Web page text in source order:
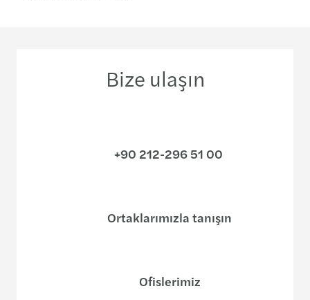
Bize ulaşın
+90 212-296 51 00
Ortaklarımızla tanışın
Ofislerimiz